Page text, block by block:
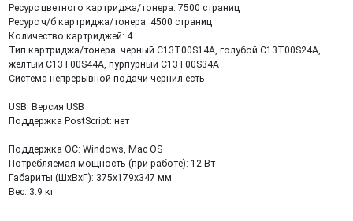
Ресурс цветного картриджа/тонера: 7500 страниц
Ресурс ч/б картриджа/тонера: 4500 страниц
Количество картриджей: 4
Тип картриджа/тонера: черный C13T00S14A, голубой C13T00S24A,
желтый C13T00S44A, пурпурный C13T00S34A
Система непрерывной подачи чернил:есть
USB: Версия USB
Поддержка PostScript: нет
Поддержка ОС: Windows, Mac OS
Потребляемая мощность (при работе): 12 Вт
Габариты (ШхВхГ): 375x179x347 мм
Вес: 3.9 кг